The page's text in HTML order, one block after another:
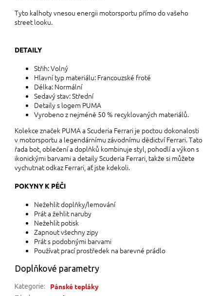
Tyto kalhoty vnesou energii motorsportu přímo do vašeho
street looku.
DETAILY
Střih: Volný
Hlavní typ materiálu: Francouzské froté
Délka: Normální
Sedavý stav: Střední
Detaily s logem PUMA
Vyrobeno z nejméně 50 % recyklovaných materiálů.
Kolekce značek PUMA a Scuderia Ferrari je poctou dokonalosti
v motorsportu a legendárnímu závodnímu dědictví Ferrari. Tato
řada bot, oblečení a doplňků kombinuje styl, pohodlí a výkon s
ikonickými barvami a detaily Scuderia Ferrari, takže si můžete
vychutnat odkaz Ferrari, ať jste kdekoli.
POKYNY K PÉČI
Nežehlit doplňky/lemování
Prát a žehlit naruby
Nežehlit potisk
Zapnout všechny zipy
Prát s podobnými barvami
Používat prací prostředek na barevné prádlo
Doplňkové parametry
Kategorie: Pánské tepláky